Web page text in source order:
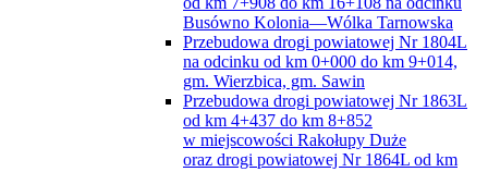
Busówno Kolonia—Wólka Tarnowska
Przebudowa drogi powiatowej Nr 1804L
na odcinku od km 0+000 do km 9+014,
gm. Wierzbica, gm. Sawin
Przebudowa drogi powiatowej Nr 1863L
od km 4+437 do km 8+852
w miejscowości Rakołupy Duże
oraz drogi powiatowej Nr 1864L od km